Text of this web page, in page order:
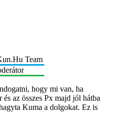
Team
hogy mi van, ha
az összes Px majd jól hátba
Kuma a dolgokat. Ez is